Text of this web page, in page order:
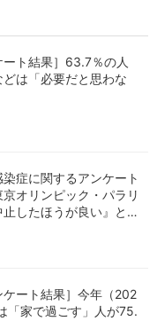
ート結果］63.7％の人
は「必要だと思わな
染症に関するアンケート
オリンピック・パラリ
したほうが良い』と回
ケート結果］今年（202
「家で過ごす」人が75.